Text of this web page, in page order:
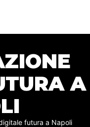
A
futura a Napoli